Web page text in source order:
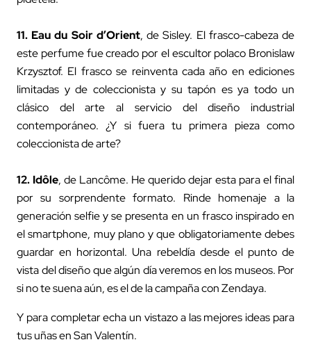
11. Eau du Soir d’Orient, de Sisley. El frasco-cabeza de
este perfume fue creado por el escultor polaco Bronislaw
Krzysztof. El frasco se reinventa cada año en ediciones
limitadas y de coleccionista y su tapón es ya todo un
clásico del arte al servicio del diseño industrial
contemporáneo. ¿Y si fuera tu primera pieza como
coleccionista de arte?
12. Idôle, de Lancôme. He querido dejar esta para el final
por su sorprendente formato. Rinde homenaje a la
generación selfie y se presenta en un frasco inspirado en
el smartphone, muy plano y que obligatoriamente debes
guardar en horizontal. Una rebeldía desde el punto de
vista del diseño que algún día veremos en los museos. Por
si no te suena aún, es el de la campaña con Zendaya.
Y para completar echa un vistazo a las mejores ideas para
tus uñas en San Valentín.